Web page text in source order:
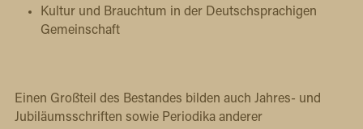
Kultur und Brauchtum in der Deutschsprachigen
Gemeinschaft
Einen Großteil des Bestandes bilden auch Jahres- und
Jubiläumsschriften sowie Periodika anderer